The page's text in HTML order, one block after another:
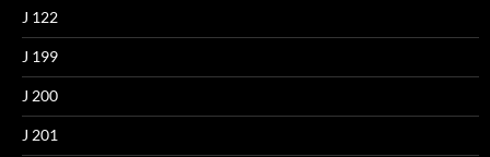
J 122
J 199
J 200
J 201